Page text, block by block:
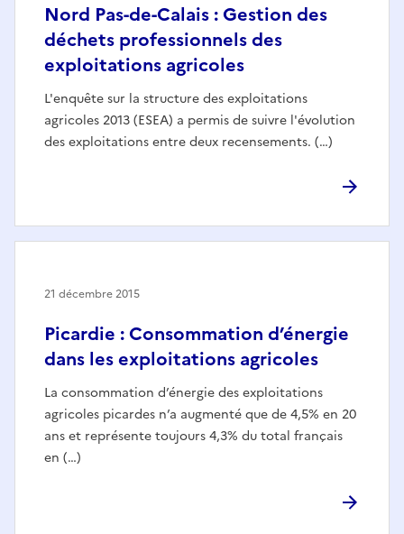
Nord Pas-de-Calais : Gestion des
déchets professionnels des
exploitations agricoles
L'enquête sur la structure des exploitations
agricoles 2013 (ESEA) a permis de suivre l'évolution
des exploitations entre deux recensements. (…)
Picardie : Consommation d’énergie
dans les exploitations agricoles
La consommation d’énergie des exploitations
agricoles picardes n’a augmenté que de 4,5% en 20
ans et représente toujours 4,3% du total français
en (…)
21 décembre 2015